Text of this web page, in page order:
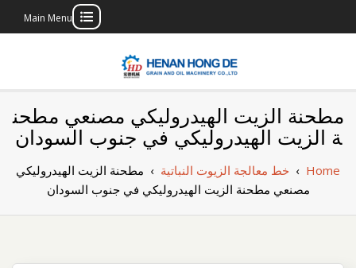
Main Menu
بناء مصنع إنتاج
الزيوت النباتية
الخاص بك
مطحنة الزيت الهيدروليكي مصنعي مطحن
ة الزيت الهيدروليكي في جنوب السودان
Home
› خط معالجة الزيوت النباتية › مطحنة الزيت الهيدروليكي
مصنعي مطحنة الزيت الهيدروليكي في جنوب السودان